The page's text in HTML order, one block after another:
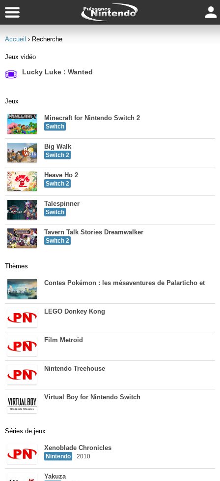
Accueil › Recherche
Jeux vidéo
Lucky Luke : Wanted
Jeux
Minecraft for Nintendo Switch 2
Switch
Big Walk
Switch 2
Heave Ho 2
Switch 2
Talespinner
Switch
Tavern Talk Stories Dreamwalker
Switch 2
Thèmes
Contes Pokémon : les mésaventures de Palarticho et
LEGO Donkey Kong
Film Metroid
Nintendo Treehouse
Virtual Boy for Nintendo Switch
Séries de jeux
Xenoblade Chronicles
Nintendo 2010
Yakuza